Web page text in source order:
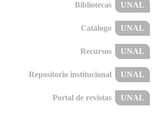
Bibliotecas UNAL
Catálogo UNAL
Recursos UNAL
Repositorio institucional UNAL
Portal de revistas UNAL